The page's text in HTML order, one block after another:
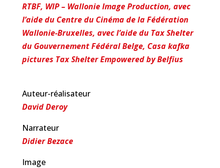
RTBF, WIP – Wallonie Image Production, avec
l’aide du Centre du Cinéma de la Fédération
Wallonie-Bruxelles, avec l’aide du Tax Shelter
du Gouvernement Fédéral Belge, Casa kafka
pictures Tax Shelter Empowered by Belfius
Auteur-réalisateur
David Deroy
Narrateur
Didier Bezace
Image